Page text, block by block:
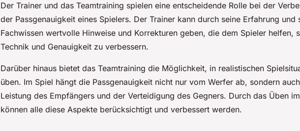
Der Trainer und das Teamtraining spielen eine entscheidende Rolle bei der
der Passgenauigkeit eines Spielers. Der Trainer kann durch seine Erfahrung und
Fachwissen wertvolle Hinweise und Korrekturen geben, die dem Spieler helfen,
Technik und Genauigkeit zu verbessern.
Darüber hinaus bietet das Teamtraining die Möglichkeit, in realistischen
üben. Im Spiel hängt die Passgenauigkeit nicht nur vom Werfer ab, sondern
Leistung des Empfängers und der Verteidigung des Gegners. Durch das Üben
können alle diese Aspekte berücksichtigt und verbessert werden.